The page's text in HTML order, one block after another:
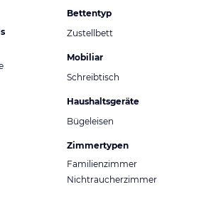
Bettentyp
Zustellbett
Mobiliar
Schreibtisch
Haushaltsgeräte
Bügeleisen
Zimmertypen
Familienzimmer
Nichtraucherzimmer